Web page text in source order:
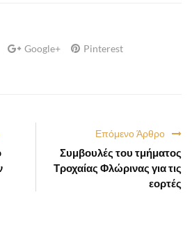
Google+
Pinterest
Επόμενο Άρθρο
Συμβουλές του τμήματος
Τροχαίας Φλώρινας για τις
εορτές